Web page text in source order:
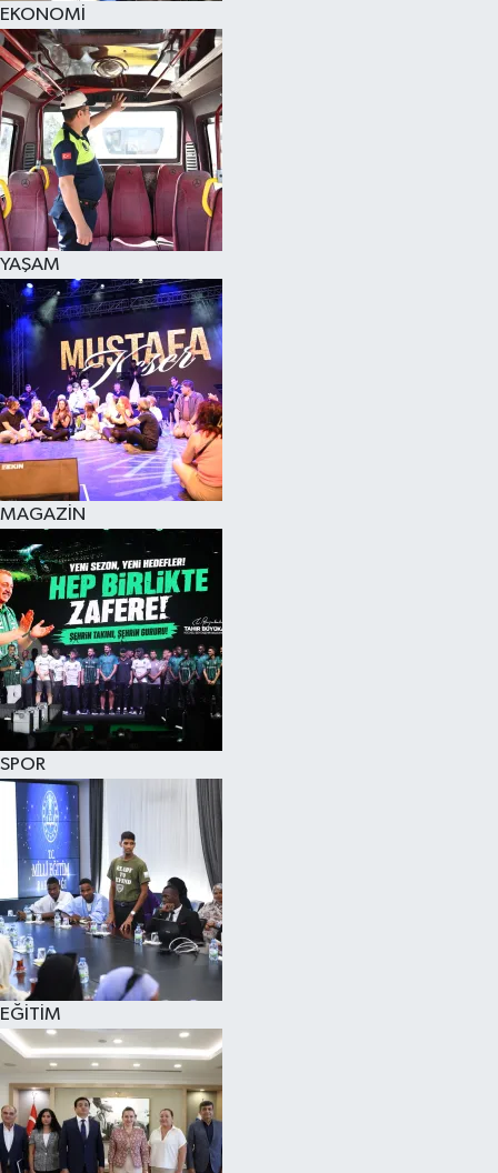
EKONOMİ
YAŞAM
MAGAZİN
SPOR
EĞİTİM
SPOR
KÜLTÜR SANAT
FRAGMANLAR